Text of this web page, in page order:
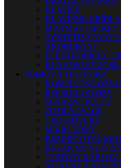
KLAVÍRE
KLAVÍRNE KRÍDLA
MIDI MASTER
SYNTETIZÁTORY
AKORDEÓNY
ELEKTRONICKÉ
KLÁVESOVÉ
PÓDIOVÁ TECHNIKA
KOMPLETNÉ
REPRODUKTORY
MIXÁŽNE PULTY
ZOSILŇOVAČE
CROSSOVERY
MIKROFÓNY
BEZDRÔTOVÉ
IN-EAR
TESTERY KÁBLOV
STOJANY A